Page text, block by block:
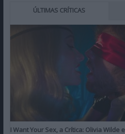
ÚLTIMAS CRÍTICAS
I Want Your Sex, a Crítica: Olivia Wilde